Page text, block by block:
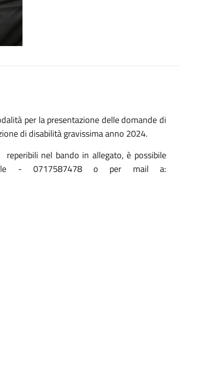
per la presentazione delle domande di
di disabilità gravissima anno 2024.
nel bando in allegato, è possibile
- 0717587478 o per mail a: